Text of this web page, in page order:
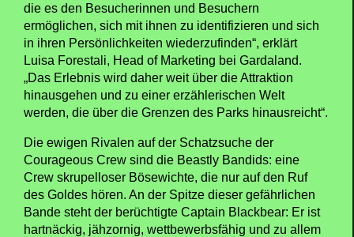
die es den Besucherinnen und Besuchern
ermöglichen, sich mit ihnen zu identifizieren und sich
in ihren Persönlichkeiten wiederzufinden“, erklärt
Luisa Forestali, Head of Marketing bei Gardaland.
„Das Erlebnis wird daher weit über die Attraktion
hinausgehen und zu einer erzählerischen Welt
werden, die über die Grenzen des Parks hinausreicht“.
Die ewigen Rivalen auf der Schatzsuche der
Courageous Crew sind die Beastly Bandids: eine
Crew skrupelloser Bösewichte, die nur auf den Ruf
des Goldes hören. An der Spitze dieser gefährlichen
Bande steht der berüchtigte Captain Blackbear: Er ist
hartnäckig, jähzornig, wettbewerbsfähig und zu allem